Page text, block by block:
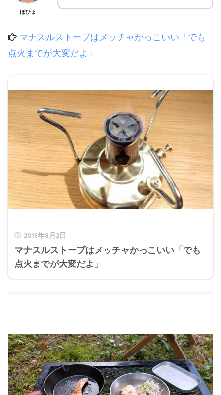
ほひょ
マナスルストーブはメッチャかっこいい「でも
点火までが大変だよ」
2018年8月2日
マナスルストーブはメッチャかっこいい「でも
点火までが大変だよ」